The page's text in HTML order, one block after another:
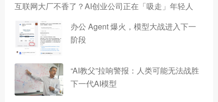
互联网大厂不香了？AI创业公司正在「吸走」年轻人
办公 Agent 爆火，模型大战进入下一
阶段
“AI教父”拉响警报：人类可能无法战胜
下一代AI模型